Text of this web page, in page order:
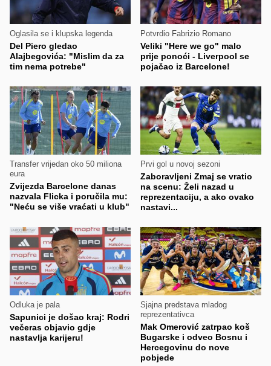
Oglasila se i klupska legenda
Del Piero gledao
Alajbegovića: "Mislim da za
tim nema potrebe"
Potvrdio Fabrizio Romano
Veliki "Here we go" malo
prije ponoći - Liverpool se
pojačao iz Barcelone!
Transfer vrijedan oko 50 miliona
eura
Zvijezda Barcelone danas
nazvala Flicka i poručila mu:
"Neću se više vraćati u klub"
Prvi gol u novoj sezoni
Zaboravljeni Zmaj se vratio
na scenu: Želi nazad u
reprezentaciju, a ako ovako
nastavi...
Odluka je pala
Sapunici je došao kraj: Rodri
večeras objavio gdje
nastavlja karijeru!
Sjajna predstava mladog
reprezentativca
Mak Omerović zatrpao koš
Bugarske i odveo Bosnu i
Hercegovinu do nove
pobjede